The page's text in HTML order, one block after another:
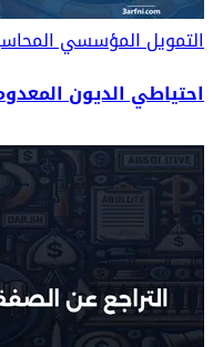
التمويل المؤسسي
احتياطي الديون